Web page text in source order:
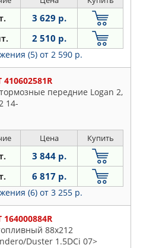
3 629 р.
2 510 р.
(5) от 2 590 р.
410602581R
передние Logan 2,
14-
Цена Купить
3 844 р.
6 817 р.
(6) от 3 255 р.
164000884R
88x212
Duster 1.5DCi 07>